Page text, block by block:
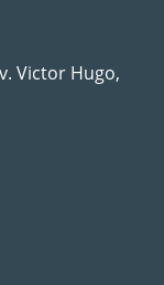
Victor Hugo,